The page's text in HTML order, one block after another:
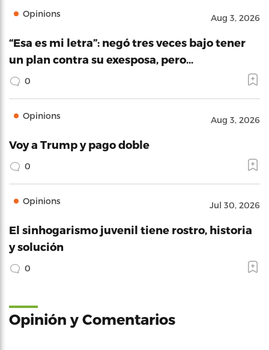
Opinions Aug 3, 2026
“Esa es mi letra”: negó tres veces bajo tener
un plan contra su exesposa, pero…
0
Opinions Aug 3, 2026
Voy a Trump y pago doble
0
Opinions Jul 30, 2026
El sinhogarismo juvenil tiene rostro, historia
y solución
0
Opinión y Comentarios